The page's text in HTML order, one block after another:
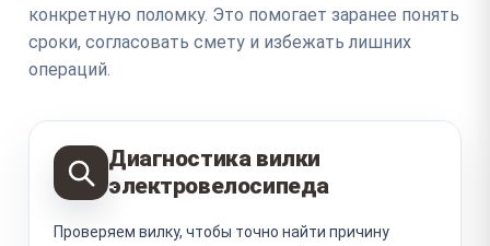
конкретную поломку. Это помогает заранее понять
сроки, согласовать смету и избежать лишних
операций.
Диагностика вилки
электровелосипеда
Проверяем вилку, чтобы точно найти причину